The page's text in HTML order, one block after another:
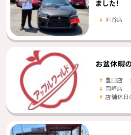
ました！
刈谷店
お盆休暇
豊田店
岡崎店
店舗休日